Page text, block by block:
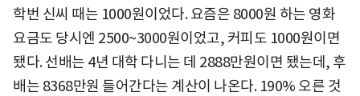
학번 신씨 때는 1000원이었다. 요즘은 8000원 하는 영화
요금도 당시엔 2500~3000원이었고, 커피도 1000원이면
됐다. 선배는 4년 대학 다니는 데 2888만원이면 됐는데, 후
배는 8368만원 들어간다는 계산이 나온다. 190% 오른 것